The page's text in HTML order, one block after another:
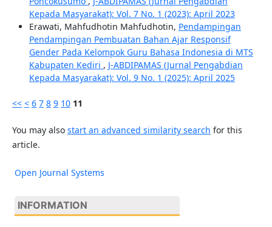
Kepada Masyarakat): Vol. 7 No. 1 (2023): April 2023
Erawati, Mahfudhotin Mahfudhotin, Pendampingan
Pendampingan Pembuatan Bahan Ajar Responsif
Gender Pada Kelompok Guru Bahasa Indonesia di MTS
Kabupaten Kediri , J-ABDIPAMAS (Jurnal Pengabdian
Kepada Masyarakat): Vol. 9 No. 1 (2025): April 2025
<< < 6 7 8 9 10 11
You may also start an advanced similarity search for this
article.
Open Journal Systems
INFORMATION